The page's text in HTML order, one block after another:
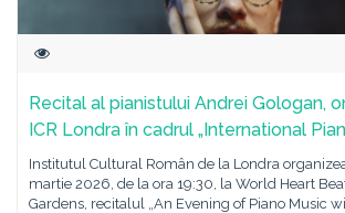
Recital al pianistului Andrei Gologan,
ICR Londra în cadrul „International
Institutul Cultural Român de la Londra
martie 2026, de la ora 19:30, la World Heart
Gardens, recitalul „An Evening of Piano Music